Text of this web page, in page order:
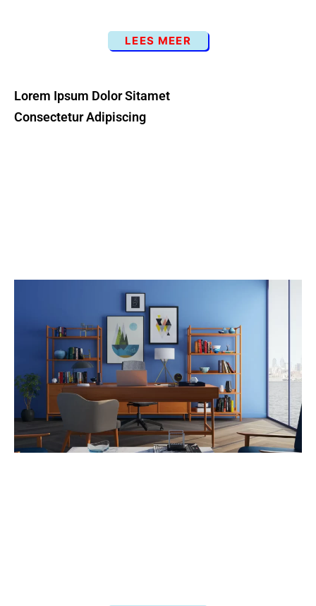
LEES MEER
Lorem Ipsum Dolor Sitamet
Consectetur Adipiscing